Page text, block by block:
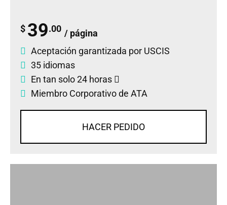
$ 39.00 / página
Aceptación garantizada por USCIS
35 idiomas
En tan solo 24 horas
Miembro Corporativo de ATA
HACER PEDIDO